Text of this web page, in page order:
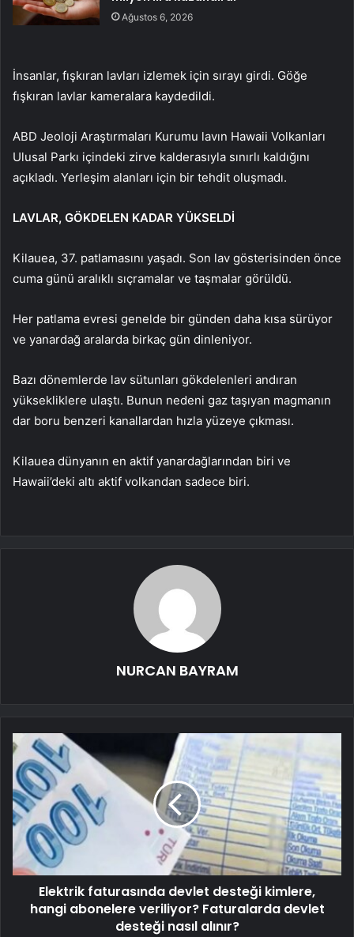
Ağustos 6, 2026
İnsanlar, fışkıran lavları izlemek için sırayı girdi. Göğe
fışkıran lavlar kameralara kaydedildi.
ABD Jeoloji Araştırmaları Kurumu lavın Hawaii Volkanları
Ulusal Parkı içindeki zirve kalderasıyla sınırlı kaldığını
açıkladı. Yerleşim alanları için bir tehdit oluşmadı.
LAVLAR, GÖKDELEN KADAR YÜKSELDİ
Kilauea, 37. patlamasını yaşadı. Son lav gösterisinden önce
cuma günü aralıklı sıçramalar ve taşmalar görüldü.
Her patlama evresi genelde bir günden daha kısa sürüyor
ve yanardağ aralarda birkaç gün dinleniyor.
Bazı dönemlerde lav sütunları gökdelenleri andıran
yüksekliklere ulaştı. Bunun nedeni gaz taşıyan magmanın
dar boru benzeri kanallardan hızla yüzeye çıkması.
Kilauea dünyanın en aktif yanardağlarından biri ve
Hawaii’deki altı aktif volkandan sadece biri.
NURCAN BAYRAM
Elektrik faturasında devlet desteği kimlere,
hangi abonelere veriliyor? Faturalarda devlet
desteği nasıl alınır?